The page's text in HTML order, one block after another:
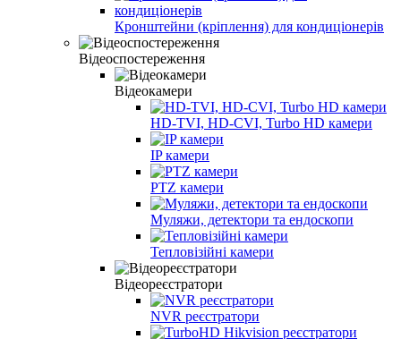
Кронштейни (кріплення) для кондиціонерів
Відеоспостереження
Відеокамери
HD-TVI, HD-CVI, Turbo HD камери
IP камери
PTZ камери
Муляжи, детектори та ендоскопи
Тепловізійні камери
Відеореєстратори
NVR реєстратори